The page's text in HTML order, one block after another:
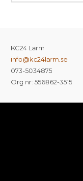
KC24 Larm
info@kc24larm.se
073-5034875
Org nr: 556862-3515